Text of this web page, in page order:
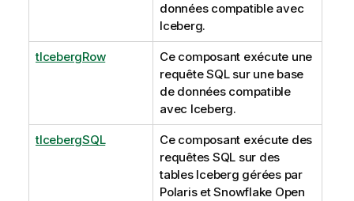
données compatible avec
Iceberg.
tIcebergRow
Ce composant exécute une
requête SQL sur une base
de données compatible
avec Iceberg.
tIcebergSQL
Ce composant exécute des
requêtes SQL sur des
tables Iceberg gérées par
Polaris et Snowflake Open